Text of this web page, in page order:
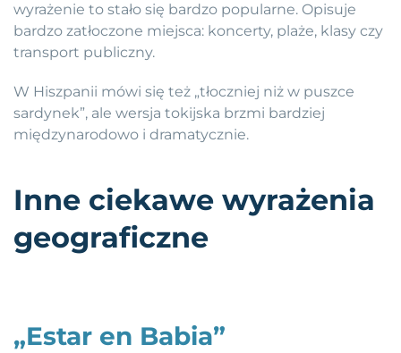
wyrażenie to stało się bardzo popularne. Opisuje
bardzo zatłoczone miejsca: koncerty, plaże, klasy czy
transport publiczny.
W Hiszpanii mówi się też „tłoczniej niż w puszce
sardynek”, ale wersja tokijska brzmi bardziej
międzynarodowo i dramatycznie.
Inne ciekawe wyrażenia
geograficzne
„Estar en Babia”